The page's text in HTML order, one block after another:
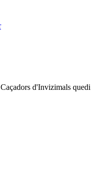
d'Invizimals quedi